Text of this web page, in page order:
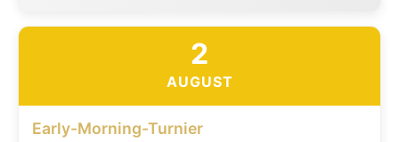
2
AUGUST
Early-Morning-Turnier